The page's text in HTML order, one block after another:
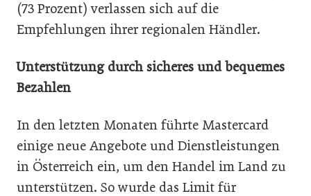
(73 Prozent) verlassen sich auf die
Empfehlungen ihrer regionalen Händler.
Unterstützung durch sicheres und bequemes
Bezahlen
In den letzten Monaten führte Mastercard
einige neue Angebote und Dienstleistungen
in Österreich ein, um den Handel im Land zu
unterstützen. So wurde das Limit für